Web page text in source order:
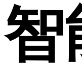
智